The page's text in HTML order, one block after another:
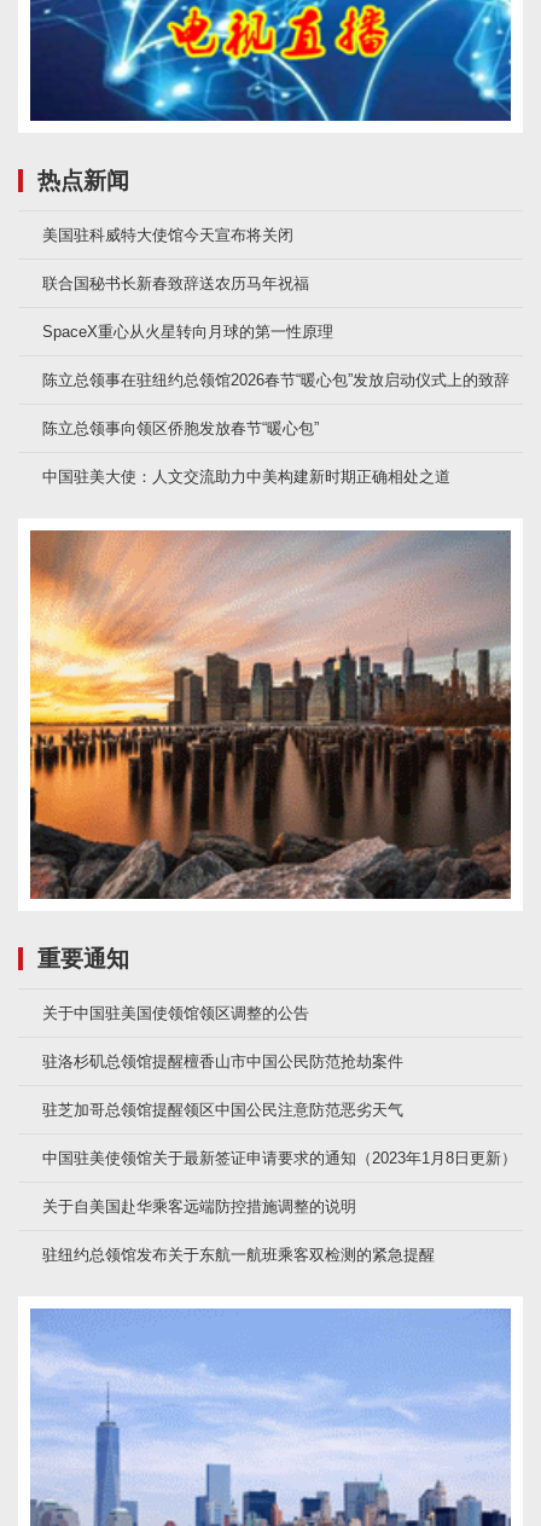
热点新闻
美国驻科威特大使馆今天宣布将关闭
联合国秘书长新春致辞送农历马年祝福
SpaceX重心从火星转向月球的第一性原理
陈立总领事在驻纽约总领馆2026春节“暖心包”发放启动仪式上的致辞
陈立总领事向领区侨胞发放春节“暖心包”
中国驻美大使：人文交流助力中美构建新时期正确相处之道
重要通知
关于中国驻美国使领馆领区调整的公告
驻洛杉矶总领馆提醒檀香山市中国公民防范抢劫案件
驻芝加哥总领馆提醒领区中国公民注意防范恶劣天气
中国驻美使领馆关于最新签证申请要求的通知（2023年1月8日更新）
关于自美国赴华乘客远端防控措施调整的说明
驻纽约总领馆发布关于东航一航班乘客双检测的紧急提醒